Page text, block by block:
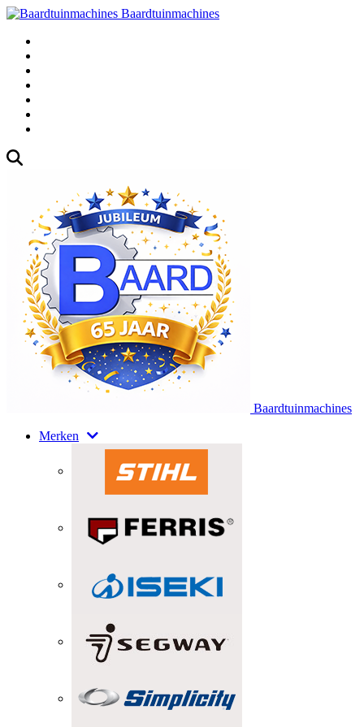
Baardtuinmachines
Baardtuinmachines
Merken